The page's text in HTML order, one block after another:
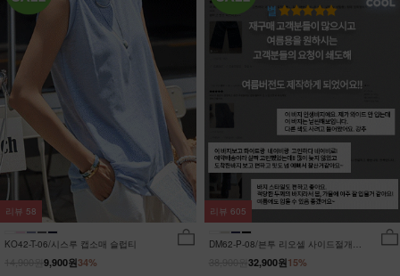
KO42-T-06/시스루 캡소매 슬럽티
34%
9,900원
리뷰 58
DM62-P-08/븐투 리오셀 사이드절개팬
15%
32,900원
리뷰 605